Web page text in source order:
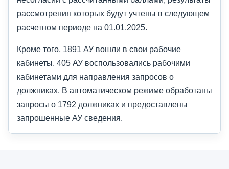
рассмотрения которых будут учтены в следующем
расчетном периоде на 01.01.2025.
Кроме того, 1891 АУ вошли в свои рабочие
кабинеты. 405 АУ воспользовались рабочими
кабинетами для направления запросов о
должниках. В автоматическом режиме обработаны
запросы о 1792 должниках и предоставлены
запрошенные АУ сведения.